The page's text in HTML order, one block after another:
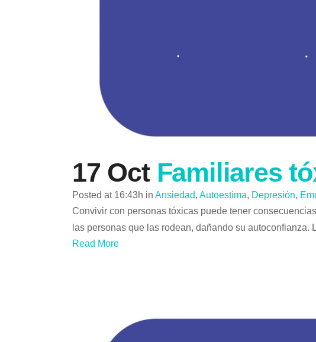
17 Oct Familiares
Posted at 16:43h in Ansiedad, Autoestima, Depresión,
Convivir con personas tóxicas puede tener
las personas que las rodean, dañando su
Read More